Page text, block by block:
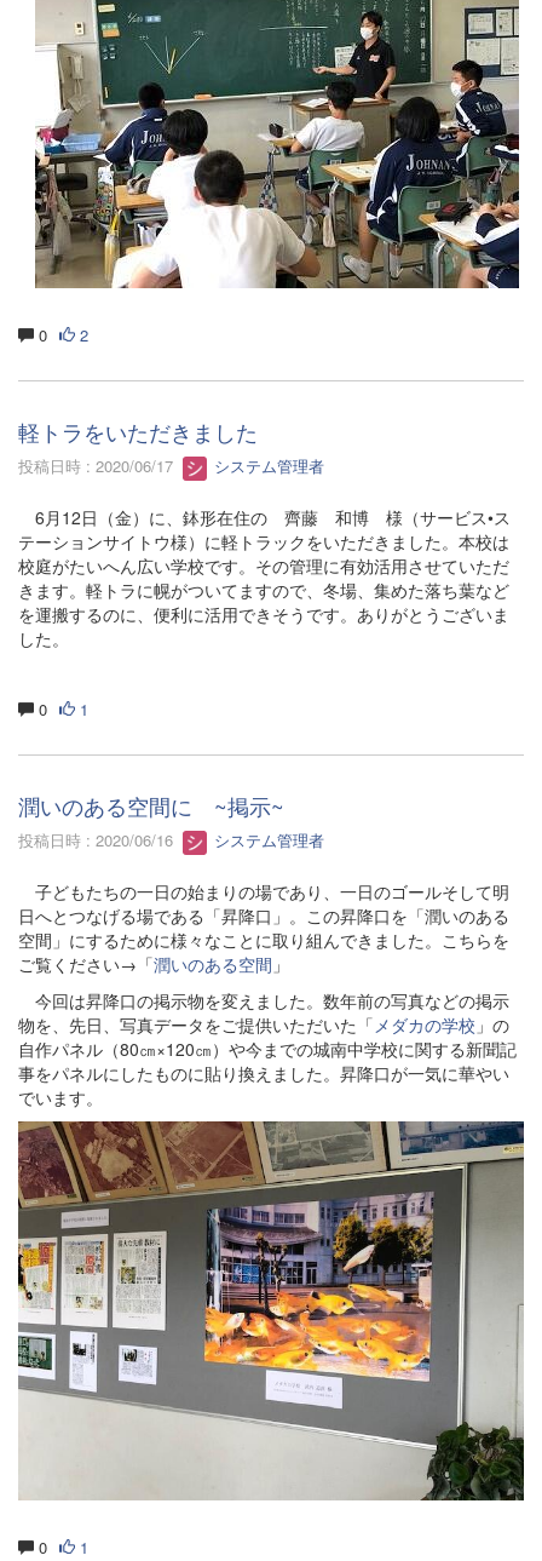
0 2
軽トラをいただきました
投稿日時 : 2020/06/17 システム管理者
6月12日（金）に、鉢形在住の 齊藤 和博 様（サービス•ス
テーションサイトウ様）に軽トラックをいただきました。本校は
校庭がたいへん広い学校です。その管理に有効活用させていただ
きます。軽トラに幌がついてますので、冬場、集めた落ち葉など
を運搬するのに、便利に活用できそうです。ありがとうございま
した。
0 1
潤いのある空間に ~掲示~
投稿日時 : 2020/06/16 システム管理者
子どもたちの一日の始まりの場であり、一日のゴールそして明
日へとつなげる場である「昇降口」。この昇降口を「潤いのある
空間」にするために様々なことに取り組んできました。こちらを
ご覧ください→「潤いのある空間 」
今回は昇降口の掲示物を変えました。数年前の写真などの掲示
物を、先日、写真データをご提供いただいた「 メダカの学校 」の
自作パネル（80㎝×120㎝）や今までの城南中学校に関する新聞記
事をパネルにしたものに貼り換えました。昇降口が一気に華やい
でいます。
0 1